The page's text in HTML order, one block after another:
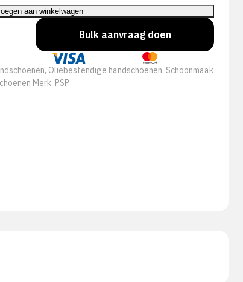
Allround
NBR
Lite
Werkhandschoen
aantal
aan winkelwagen
Bulk aanvraag doen
, Oliebestendige handschoenen, Schoonmaak
Merk: PSP